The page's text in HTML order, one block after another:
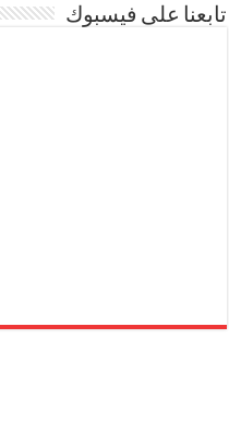
تابعنا على فيسبوك